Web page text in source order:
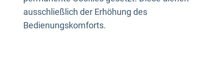
ausschließlich der Erhöhung des
Bedienungskomforts.